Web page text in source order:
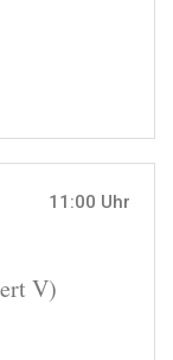
11:00 Uhr
V)